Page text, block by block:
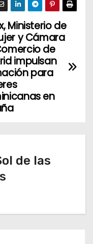
Ministerio de
y Cámara
de
impulsan
para
en
de las